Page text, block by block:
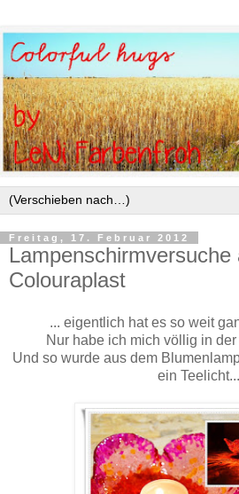
Freitag, 17. Februar 2012
Lampenschirmversuche
Colouraplast
... eigentlich hat es so weit
Nur habe ich mich völlig in
Und so wurde aus dem
ein Teelicht...